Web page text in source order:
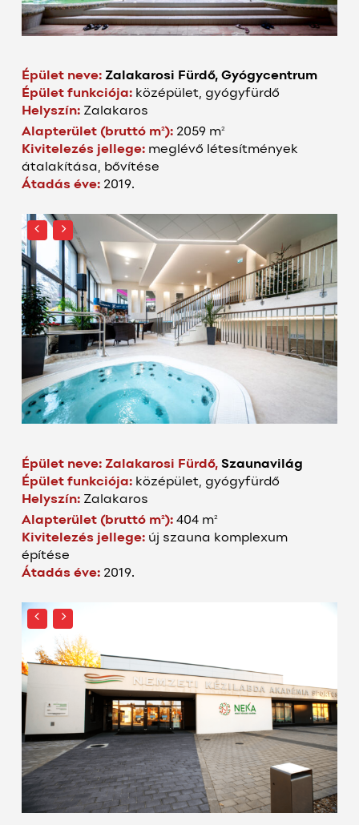
Épület neve: Zalakarosi Fürdő, Gyógycentrum
Épület funkciója: középület, gyógyfürdő
Helyszín: Zalakaros
Alapterület (bruttó m2): 2059 m2
Kivitelezés jellege: meglévő létesítmények
átalakítása, bővítése
Átadás éve: 2019.
Épület neve: Zalakarosi Fürdő,Szaunavilág
Épület funkciója: középület, gyógyfürdő
Helyszín: Zalakaros
Alapterület (bruttó m2):404 m2
Kivitelezés jellege: új szauna komplexum
építése
Átadás éve: 2019.